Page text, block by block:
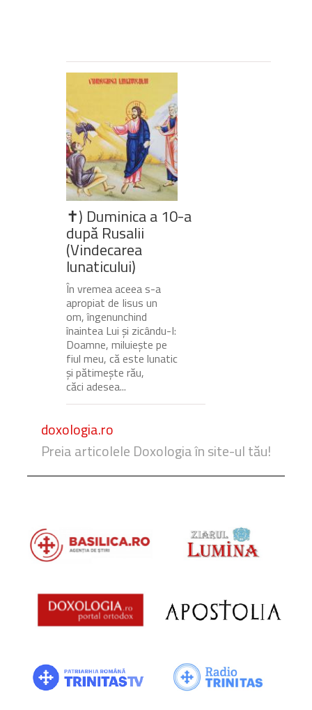
✝) Duminica a 10-a
după Rusalii
(Vindecarea
lunaticului)
În vremea aceea s-a
apropiat de Iisus un
om, îngenunchind
înaintea Lui și zicându-I:
Doamne, miluiește pe
fiul meu, că este lunatic
și pătimește rău,
căci adesea...
doxologia.ro
Preia articolele Doxologia în site-ul tău!